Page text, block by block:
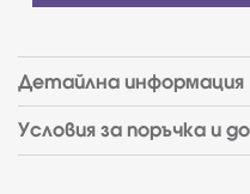
Детайлна информация
Условия за поръчка и